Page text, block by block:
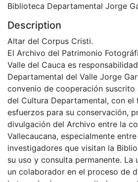
Biblioteca Departamental Jorge
Description
Altar del Corpus Cristi.
El Archivo del Patrimonio
Valle del Cauca es
Departamental del Valle Jorge
convenio de cooperación suscrito
del Cultura Departamental, con el
esfuerzos para su conservación,
divulgación del Archivo entre la
Vallecaucana, especialmente
investigadores que visitan la
su uso y consulta permanente. La
un colaborador en el proceso de